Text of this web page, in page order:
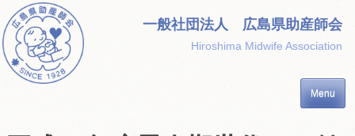
Skip
to
content
一般社団法人 広島県助産師会
Hiroshima Midwife Association
Menu